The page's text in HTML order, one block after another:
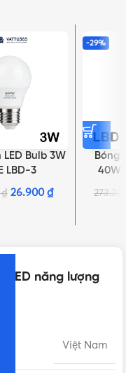
LED Bulb 3W
LBD-3
₫ 26.900 ₫
-29%
Bóng
40W
LED năng lượng
Việt Nam